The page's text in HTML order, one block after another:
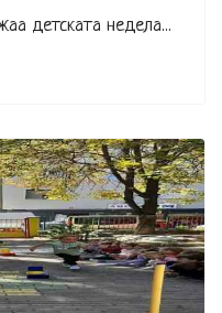
детската недела...